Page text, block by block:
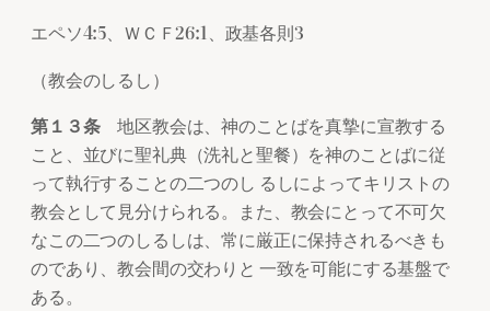
エペソ4:5、ＷＣＦ26:1、政基各則3
（教会のしるし）
第１３条地区教会は、神のことばを真摯に宣教する
こと、並びに聖礼典（洗礼と聖餐）を神のことばに従
って執行することの二つのし るしによってキリストの
教会として見分けられる。また、教会にとって不可欠
なこの二つのしるしは、常に厳正に保持されるべきも
のであり、教会間の交わりと 一致を可能にする基盤で
ある。